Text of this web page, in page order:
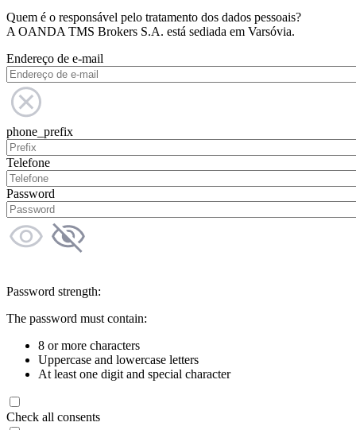
Quem é o responsável pelo tratamento dos dados pessoais?
A OANDA TMS Brokers S.A. está sediada em Varsóvia.
Endereço de e-mail
phone_prefix
Telefone
Password
Password strength:
The password must contain:
8 or more characters
Uppercase and lowercase letters
At least one digit and special character
Check all consents